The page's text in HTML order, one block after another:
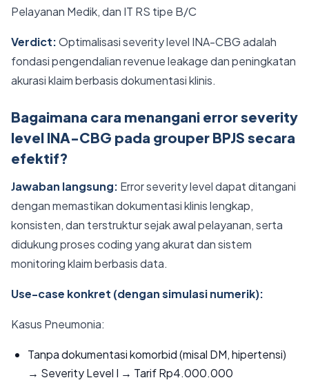
Pelayanan Medik, dan IT RS tipe B/C
Verdict:Optimalisasi severity level INA-CBG adalah
fondasi pengendalian revenue leakage dan peningkatan
akurasi klaim berbasis dokumentasi klinis.
Bagaimana cara menangani error severity
level INA-CBG pada grouper BPJS secara
efektif?
Jawaban langsung: Error severity level dapat ditangani
dengan memastikan dokumentasi klinis lengkap,
konsisten, dan terstruktur sejak awal pelayanan, serta
didukung proses coding yang akurat dan sistem
monitoring klaim berbasis data.
Use-case konkret (dengan simulasi numerik):
Kasus Pneumonia:
Tanpa dokumentasi komorbid (misal DM, hipertensi)
→ Severity Level I → Tarif Rp4.000.000